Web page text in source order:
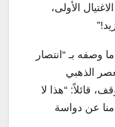
الأولى،
وصفه بـ “انتصار
الذهبي
قائلاً: “هذا لا
عن دواسة